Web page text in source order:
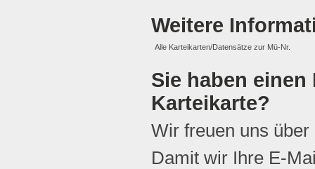
Weitere
Alle Karteikarten/Datensätze zur Mü-Nr.
Sie haben
Karteikarte?
Wir freuen uns
Damit wir Ihre E-